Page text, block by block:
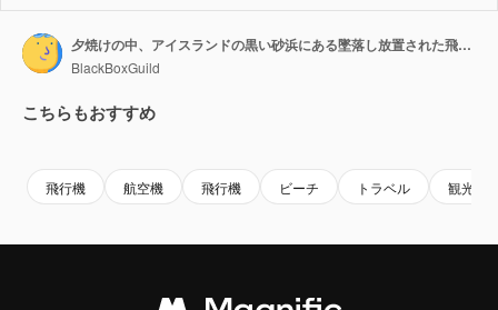
夕焼けの中、アイスランドの黒い砂浜にある墜落し放置された飛行機。
BlackBoxGuild
こちらもおすすめ
飛行機 航空機 飛行機 ビーチ トラベル 観光